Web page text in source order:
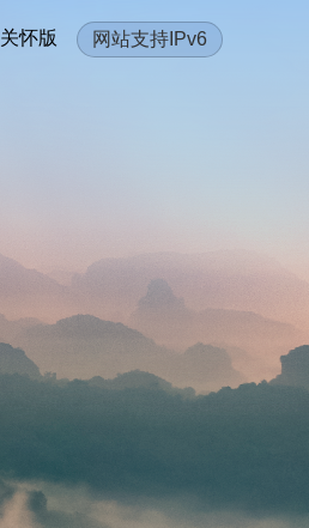
关怀版 网站支持IPv6